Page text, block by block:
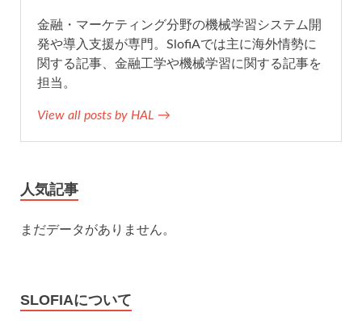
金融・マーケティング分野の機械学習システム開
発や導入支援が専門。SlofiAでは主に海外情勢に
関する記事、金融工学や機械学習に関する記事を
担当。
View all posts by HAL →
人気記事
まだデータがありません。
SLOFIAについて